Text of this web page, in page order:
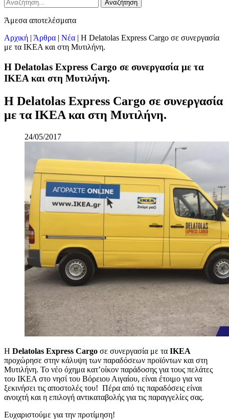
Αναζήτηση
Άμεσα αποτελέσματα
Αρχική | Άρθρα | Νέα | H Delatolas Express Cargo σε συνεργασία
με τα ΙΚΕΑ και στη Μυτιλήνη.
H Delatolas Express Cargo σε συνεργασία με τα
ΙΚΕΑ και στη Μυτιλήνη.
H Delatolas Express Cargo σε συνεργασία
με τα ΙΚΕΑ και στη Μυτιλήνη.
24/05/2017
H Delatolas Express Cargo σε συνεργασία με τα ΙΚΕΑ
προχώρησε στην κάλυψη των παραδόσεων προϊόντων και στη
Μυτιλήνη. Το νέο όχημα κατ’οίκον παράδοσης για τους πελάτες
του ΙΚΕΑ στο νησί του Βόρειου Αιγαίου, είναι έτοιμο για να
ξεκινήσει τις αποστολές του! Πέρα από τις παραδόσεις είναι
ανοιχτή και η επιλογή αντικαταβολής για τις παραγγελίες σας.
Ευχαριστούμε για την προτίμηση!